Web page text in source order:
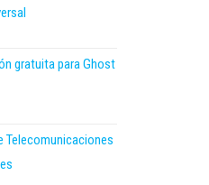
gratuita para Ghost
Telecomunicaciones